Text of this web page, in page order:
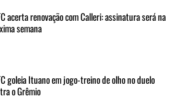
acerta renovação com Calleri: assinatura será na
semana
goleia Ituano em jogo-treino de olho no duelo
o Grêmio